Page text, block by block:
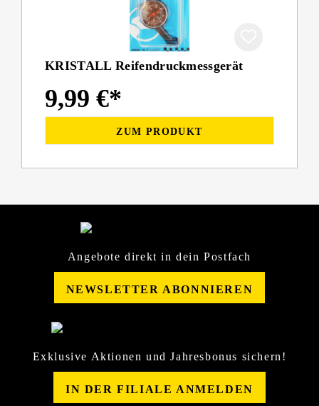
KRISTALL Reifendruckmessgerät
9,99 €*
ZUM PRODUKT
Angebote direkt in dein Postfach
NEWSLETTER ABONNIEREN
Exklusive Aktionen und Jahresbonus sichern!
IN DER FILIALE ANMELDEN